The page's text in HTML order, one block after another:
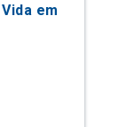
em